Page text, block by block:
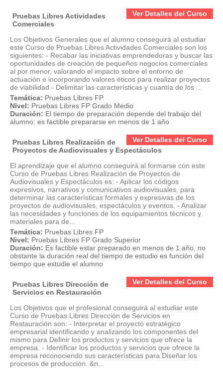
Ver Detalles del Curso
Pruebas Libres Actividades
Comerciales
Los Objetivos Generales que el alumno conseguirá al estudiar
este Curso de Pruebas Libres Actividades Comerciales son los
siguientes: - Recabar las iniciativas emprendedoras y buscar las
oportunidades de creación de pequeños negocios comerciales
al por menor, valorando el impacto sobre el entorno de
actuación e incorporando valores éticos para realizar proyectos
de viabilidad - Delimitar las características y cuantía de los ...
Temática: Pruebas Libres FP
Nivel: Pruebas Libres FP Grado Medio
Duración: El tiempo de preparación depende del trabajo del
alumno: es factible prepararse en menos de 1 año
Ver Detalles del Curso
Pruebas Libres Realización de
Proyectos de Audiovisuales y Espectáculos
El aprendizaje que el alumno conseguirá al formarse con este
Curso de Pruebas Libres Realización de Proyectos de
Audiovisuales y Espectáculos es: - Aplicar los códigos
expresivos, narrativos y comunicativos audiovisuales, para
determinar las características formales y expresivas de los
proyectos de audiovisuales, espectáculos y eventos. - Analizar
las necesidades y funciones de los equipamientos técnicos y
materiales para de...
Temática: Pruebas Libres FP
Nivel: Pruebas Libres FP Grado Superior
Duración: Es factible estar preparado en menos de 1 año, no
obstante la duración real del tiempo de estudio es función del
tiempo que estudie el alumno
Ver Detalles del Curso
Pruebas Libres Dirección de
Servicios en Restauración
Los Objetivos que el profesional conseguirá al estudiar este
Curso de Pruebas Libres Dirección de Servicios en
Restauración son: - Interpretar el proyecto estratégico
empresarial identificando y analizando los componentes del
mismo para Definir los productos y servicios que ofrece la
empresa. - Identificar los productos y servicios que ofrece la
empresa reconociendo sus características para Diseñar los
procesos de producción. &n...